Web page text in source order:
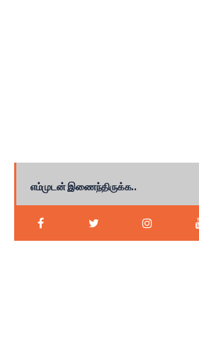
எம்முடன் இணைந்திருக்க..